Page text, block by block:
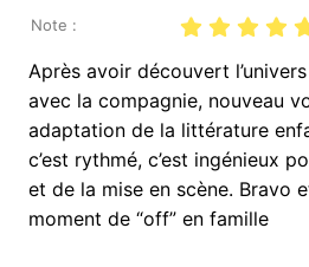
Note :
Après avoir découvert
avec la compagnie, nouveau
adaptation de la littérature
c’est rythmé, c’est ingénieux
et de la mise en scène. Bravo
moment de “off” en famille